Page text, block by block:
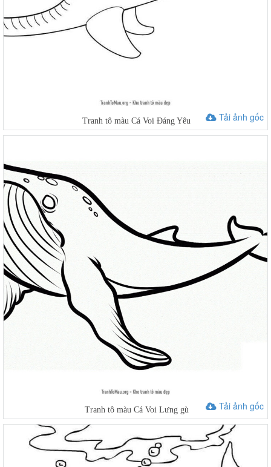
Tải ảnh gốc
Tranh tô màu Cá Voi Đáng Yêu
Tải ảnh gốc
Tranh tô màu Cá Voi Lưng gù